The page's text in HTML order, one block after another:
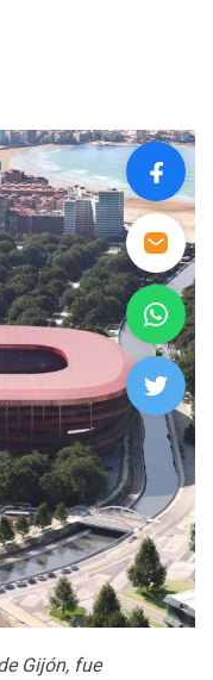
Gijón, fue